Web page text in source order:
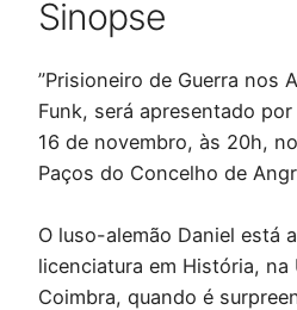
Sinopse
”Prisioneiro de Guerra nos
Funk, será apresentado
16 de novembro, às 20h,
Paços do Concelho de
O luso-alemão Daniel está
licenciatura em História, na
Coimbra, quando é